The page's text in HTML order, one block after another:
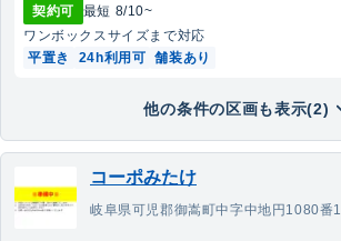
契約可 最短 8/10~
ワンボックスサイズまで対応
平置き
24h利用可 舗装あり
他の条件の区画も表示(2)
コーポみたけ
岐阜県可児郡御嵩町中字中地円1080番1